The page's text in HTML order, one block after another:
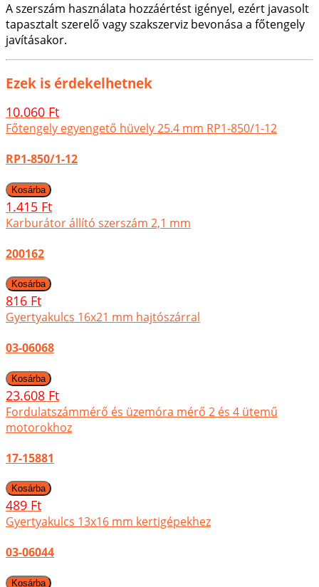
A szerszám használata hozzáértést igényel, ezért javasolt
tapasztalt szerelő vagy szakszerviz bevonása a főtengely
javításakor.
Ezek is érdekelhetnek
10.060 Ft
Főtengely egyengető hüvely 25.4 mm RP1-850/1-12
RP1-850/1-12
1.415 Ft
Karburátor állító szerszám 2,1 mm
200162
816 Ft
Gyertyakulcs 16x21 mm hajtószárral
03-06068
23.608 Ft
Fordulatszámmérő és üzemóra mérő 2 és 4 ütemű
motorokhoz
17-15881
489 Ft
Gyertyakulcs 13x16 mm kertigépekhez
03-06044